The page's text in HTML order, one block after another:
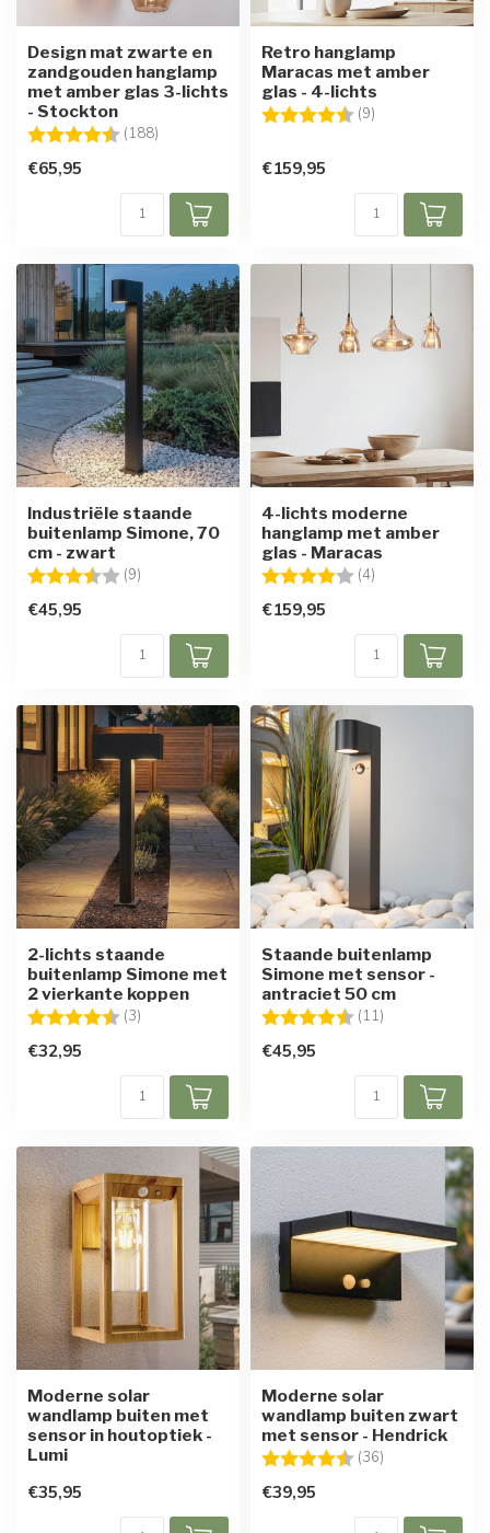
Design mat zwarte en
zandgouden hanglamp
met amber glas 3-lichts
- Stockton
Beoordeling: (188)
€65,95
Retro hanglamp
Maracas met amber
glas - 4-lichts
Beoordeling: (9)
€159,95
Industriële staande
buitenlamp Simone, 70
cm - zwart
Beoordeling: (9)
€45,95
4-lichts moderne
hanglamp met amber
glas - Maracas
Beoordeling: (4)
€159,95
2-lichts staande
buitenlamp Simone met
2 vierkante koppen
Beoordeling: (3)
€32,95
Staande buitenlamp
Simone met sensor -
antraciet 50 cm
Beoordeling: (11)
€45,95
Moderne solar
wandlamp buiten met
sensor in houtoptiek -
Lumi
€35,95
Moderne solar
wandlamp buiten zwart
met sensor - Hendrick
Beoordeling: (36)
€39,95